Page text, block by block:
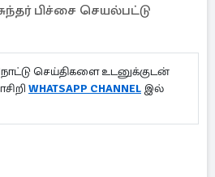
பிச்சை செயல்பட்டு
செய்திகளை உடனுக்குடன்
WHATSAPP CHANNEL இல்